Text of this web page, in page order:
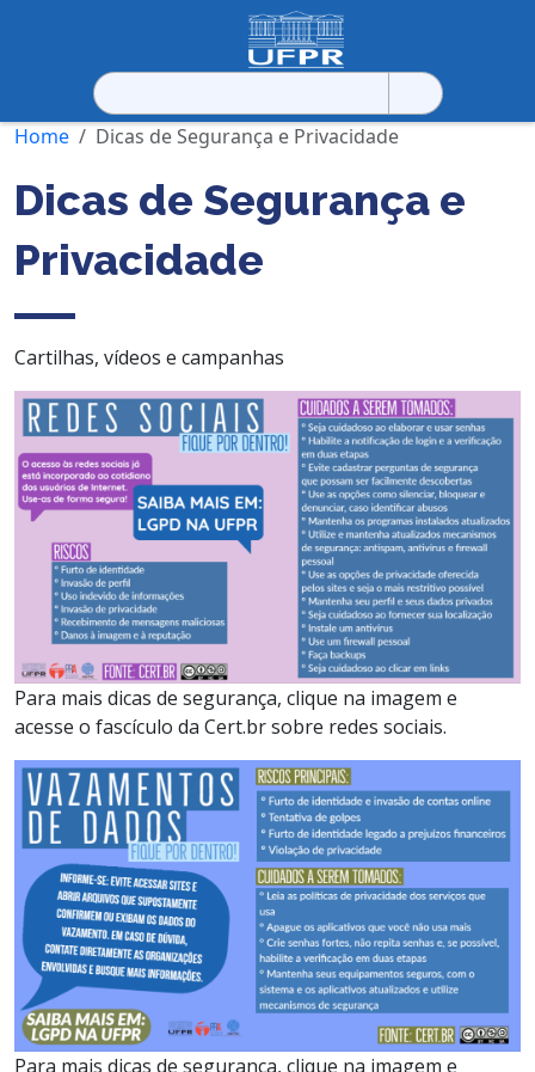
Pesquisar
por:
Home
Dicas de Segurança e Privacidade
Dicas de Segurança e
Privacidade
Cartilhas, vídeos e campanhas
Para mais dicas de segurança, clique na imagem e
acesse o fascículo da Cert.br sobre redes sociais.
Para mais dicas de segurança, clique na imagem e